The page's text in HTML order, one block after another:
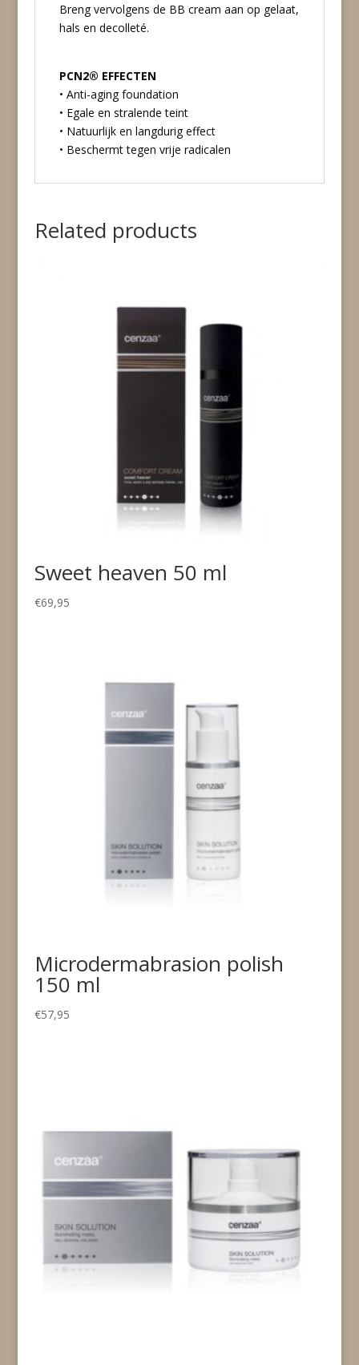
Breng vervolgens de BB cream aan op gelaat,
hals en decolleté.
PCN2® EFFECTEN
• Anti-aging foundation
• Egale en stralende teint
• Natuurlijk en langdurig effect
• Beschermt tegen vrije radicalen
Related products
Sweet heaven 50 ml
€69,95
Microdermabrasion polish
150 ml
€57,95